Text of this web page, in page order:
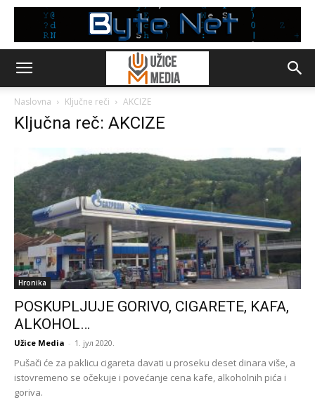
Naslovna Ključne reči AKCIZE
Ključna reč: AKCIZE
Hronika
POSKUPLJUJE GORIVO, CIGARETE, KAFA,
ALKOHOL…
Užice Media - 1. јул 2020.
Pušači će za paklicu cigareta davati u proseku deset dinara više, a
istovremeno se očekuje i povećanje cena kafe, alkoholnih pića i
goriva.